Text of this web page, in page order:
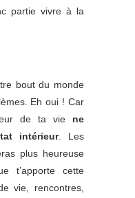
partie vivre à la
bout du monde
Eh oui ! Car
de ta vie ne
intérieur. Les
plus heureuse
t’apporte cette
vie, rencontres,